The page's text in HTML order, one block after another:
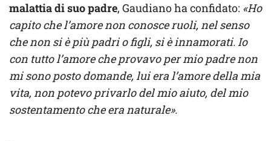
malattia di suo padre, Gaudiano ha confidato: «Ho
capito che l’amore non conosce ruoli, nel senso
che non si è più padri o figli, si è innamorati. Io
con tutto l’amore che provavo per mio padre non
mi sono posto domande, lui era l’amore della mia
vita, non potevo privarlo del mio aiuto, del mio
sostentamento che era naturale».